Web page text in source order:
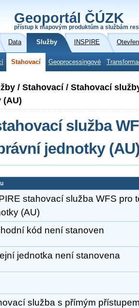
Geoportál ČÚZK
přístup k mapovým produktům a službám
Data Služby INSPIRE
Stahovací Geoprocessingové
/ Stahovací / Stahovací
(AU)
služba
jednotky
stahovací služba WFS pro
(AU)
kód není stanoven
jednotka není stanovena
služba s přímým